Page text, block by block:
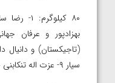
سیار ۹- عزت اله تنکابنی ۱۰- ابوالفضل الهی